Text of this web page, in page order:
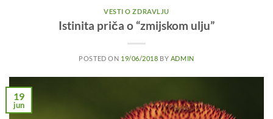
VESTI O ZDRAVLJU
Istinita priča o “zmijskom ulju”
POSTED ON 19/06/2018 BY ADMIN
19
jun